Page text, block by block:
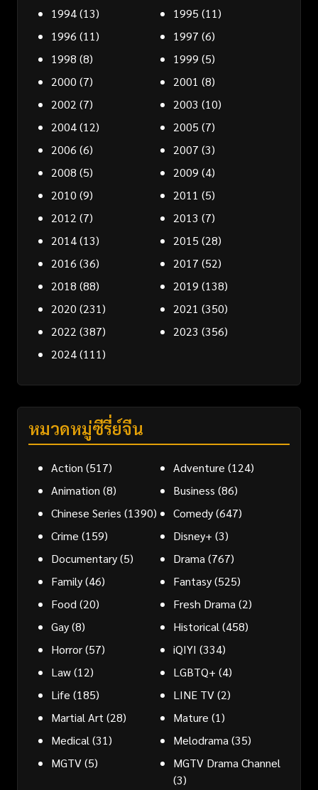
1994(13) 1995 (11)
1996 (11) 1997 (6)
1998 (8) 1999 (5)
2000 (7) 2001 (8)
2002 (7) 2003 (10)
2004(12) 2005 (7)
2006 (6) 2007 (3)
2008 (5) 2009 (4)
2010 (9) 2011 (5)
2012 (7) 2013 (7)
2014(13) 2015 (28)
2016 (36) 2017 (52)
2018 (88) 2019 (138)
2020 (231) 2021 (350)
2022 (387) 2023 (356)
2024(111)
หมวดหมู่ซีรี่ย์จีน
Action (517) Adventure (124)
Animation (8) Business (86)
Chinese Series (1390) Comedy(647)
Crime (159) Disney+ (3)
Documentary(5) Drama (767)
Family(46) Fantasy(525)
Food (20) Fresh Drama (2)
Gay(8) Historical (458)
Horror(57) iQIYI (334)
Law(12) LGBTQ+ (4)
Life (185) LINE TV(2)
Martial Art (28) Mature (1)
Medical (31) Melodrama (35)
MGTV(5)
MGTV Drama Channel
(3)